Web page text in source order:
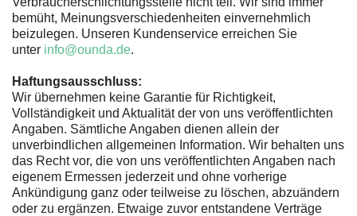
bemüht, Meinungsverschiedenheiten einvernehmlich
beizulegen. Unseren Kundenservice erreichen Sie
unter info@ounda.de.
Haftungsausschluss:
Wir übernehmen keine Garantie für Richtigkeit,
Vollständigkeit und Aktualität der von uns veröffentlichten
Angaben. Sämtliche Angaben dienen allein der
unverbindlichen allgemeinen Information. Wir behalten uns
das Recht vor, die von uns veröffentlichten Angaben nach
eigenem Ermessen jederzeit und ohne vorherige
Ankündigung ganz oder teilweise zu löschen, abzuändern
oder zu ergänzen. Etwaige zuvor entstandene Verträge